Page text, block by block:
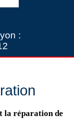
:
la réparation de